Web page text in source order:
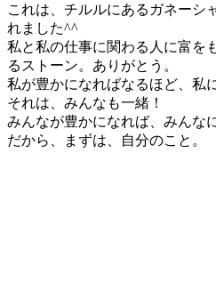
これは、チルルにあるガネーシ
れました^^
私と私の仕事に関わる人に富を
るストーン。ありがとう。
私が豊かになればなるほど、私
それは、みんなも一緒！
みんなが豊かになれば、みんな
だから、まずは、自分のこと。